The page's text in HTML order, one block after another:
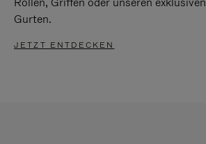
Gurten.
JETZT ENTDECKEN